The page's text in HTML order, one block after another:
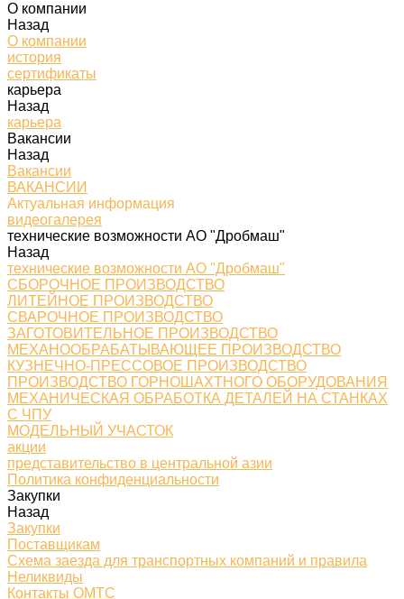
О компании
Назад
О компании
история
сертификаты
карьера
Назад
карьера
Вакансии
Назад
Вакансии
ВАКАНСИИ
Актуальная информация
видеогалерея
технические возможности АО "Дробмаш"
Назад
технические возможности АО "Дробмаш"
СБОРОЧНОЕ ПРОИЗВОДСТВО
ЛИТЕЙНОЕ ПРОИЗВОДСТВО
СВАРОЧНОЕ ПРОИЗВОДСТВО
ЗАГОТОВИТЕЛЬНОЕ ПРОИЗВОДСТВО
МЕХАНООБРАБАТЫВАЮЩЕЕ ПРОИЗВОДСТВО
КУЗНЕЧНО-ПРЕССОВОЕ ПРОИЗВОДСТВО
ПРОИЗВОДСТВО ГОРНОШАХТНОГО ОБОРУДОВАНИЯ
МЕХАНИЧЕСКАЯ ОБРАБОТКА ДЕТАЛЕЙ НА СТАНКАХ
С ЧПУ
МОДЕЛЬНЫЙ УЧАСТОК
акции
представительство в центральной азии
Политика конфиденциальности
Закупки
Назад
Закупки
Поставщикам
Схема заезда для транспортных компаний и правила
Неликвиды
Контакты ОМТС